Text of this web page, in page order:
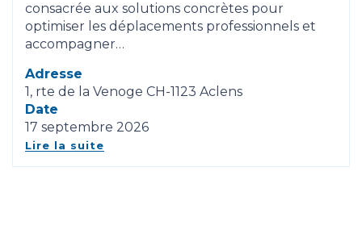
consacrée aux solutions concrètes pour
optimiser les déplacements professionnels et
accompagner…
Adresse
1, rte de la Venoge CH-1123 Aclens
Date
17 septembre 2026
Lire la suite